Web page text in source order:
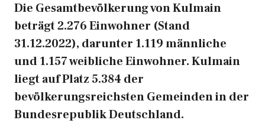
Die Gesamtbevölkerung von Kulmain
beträgt 2.276 Einwohner (Stand
31.12.2022), darunter 1.119 männliche
und 1.157 weibliche Einwohner. Kulmain
liegt auf Platz 5.384 der
bevölkerungsreichsten Gemeinden in der
Bundesrepublik Deutschland.